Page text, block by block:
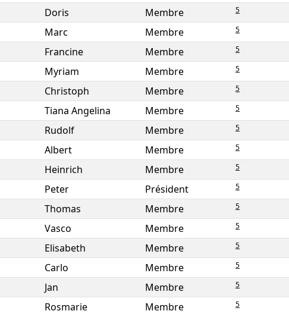
Doris Membre 5
Marc Membre 5
Francine Membre 5
Myriam Membre 5
Christoph Membre 5
Tiana Angelina Membre 5
Rudolf Membre 5
Albert Membre 5
Heinrich Membre 5
Peter Président 5
Thomas Membre 5
Vasco Membre 5
Elisabeth Membre 5
Carlo Membre 5
Jan Membre 5
Rosmarie Membre 5